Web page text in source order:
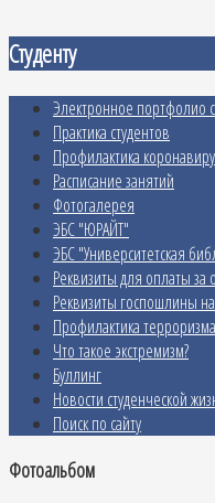
Студенту
Электронное портфолио
Практика студентов
Профилактика
Расписание занятий
Фотогалерея
ЭБС "ЮРАЙТ"
ЭБС "Университетская
Реквизиты для оплаты за
Реквизиты госпошлины
Профилактика
Что такое экстремизм?
Буллинг
Новости студенческой
Поиск по сайту
Фотоальбом